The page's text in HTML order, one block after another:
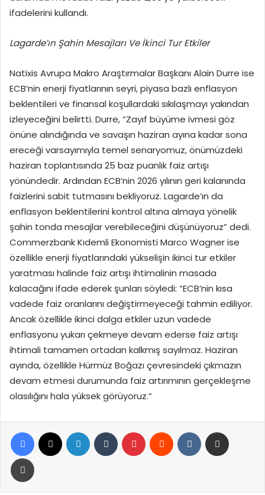
ifadelerini kullandı.
Lagarde’ın Şahin Mesajları Ve İkinci Tur Etkiler
Natixis Avrupa Makro Araştırmalar Başkanı Alain Durre ise
ECB’nin enerji fiyatlarının seyri, piyasa bazlı enflasyon
beklentileri ve finansal koşullardaki sıkılaşmayı yakından
izleyeceğini belirtti. Durre, “Zayıf büyüme ivmesi göz
önüne alındığında ve savaşın haziran ayına kadar sona
ereceği varsayımıyla temel senaryomuz, önümüzdeki
haziran toplantısında 25 baz puanlık faiz artışı
yönündedir. Ardından ECB’nin 2026 yılının geri kalanında
faizlerini sabit tutmasını bekliyoruz. Lagarde’ın da
enflasyon beklentilerini kontrol altına almaya yönelik
şahin tonda mesajlar verebileceğini düşünüyoruz” dedi.
Commerzbank Kıdemli Ekonomisti Marco Wagner ise
özellikle enerji fiyatlarındaki yükselişin ikinci tur etkiler
yaratması halinde faiz artışı ihtimalinin masada
kalacağını ifade ederek şunları söyledi: “ECB’nin kısa
vadede faiz oranlarını değiştirmeyeceği tahmin ediliyor.
Ancak özellikle ikinci dalga etkiler uzun vadede
enflasyonu yukarı çekmeye devam ederse faiz artışı
ihtimali tamamen ortadan kalkmış sayılmaz. Haziran
ayında, özellikle Hürmüz Boğazı çevresindeki çıkmazın
devam etmesi durumunda faiz artırımının gerçekleşme
olasılığını hala yüksek görüyoruz.”
Facebook LinkedIn Tumblr Pinterest Reddit VKontakte
Yazdır